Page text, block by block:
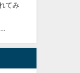
てみ